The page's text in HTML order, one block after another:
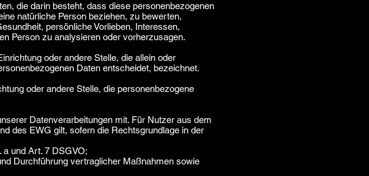
die darin besteht, dass diese personenbezogenen
natürliche Person beziehen, zu bewerten,
persönliche Vorlieben, Interessen,
Person zu analysieren oder vorherzusagen.
oder andere Stelle, die allein oder
Daten entscheidet, bezeichnet.
oder andere Stelle, die personenbezogene
Datenverarbeitungen mit. Für Nutzer aus dem
des EWG gilt, sofern die Rechtsgrundlage in der
a und Art. 7 DSGVO;
Durchführung vertraglicher Maßnahmen sowie